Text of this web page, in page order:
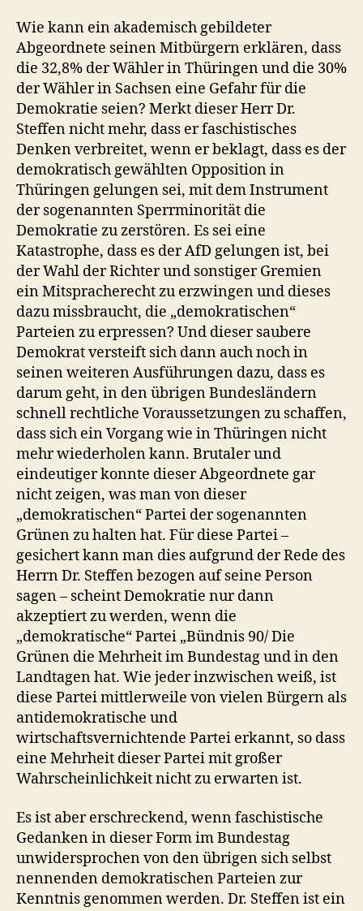
Wie kann ein akademisch gebildeter
Abgeordnete seinen Mitbürgern erklären, dass
die 32,8% der Wähler in Thüringen und die 30%
der Wähler in Sachsen eine Gefahr für die
Demokratie seien? Merkt dieser Herr Dr.
Steffen nicht mehr, dass er faschistisches
Denken verbreitet, wenn er beklagt, dass es der
demokratisch gewählten Opposition in
Thüringen gelungen sei, mit dem Instrument
der sogenannten Sperrminorität die
Demokratie zu zerstören. Es sei eine
Katastrophe, dass es der AfD gelungen ist, bei
der Wahl der Richter und sonstiger Gremien
ein Mitspracherecht zu erzwingen und dieses
dazu missbraucht, die „demokratischen“
Parteien zu erpressen? Und dieser saubere
Demokrat versteift sich dann auch noch in
seinen weiteren Ausführungen dazu, dass es
darum geht, in den übrigen Bundesländern
schnell rechtliche Voraussetzungen zu schaffen,
dass sich ein Vorgang wie in Thüringen nicht
mehr wiederholen kann. Brutaler und
eindeutiger konnte dieser Abgeordnete gar
nicht zeigen, was man von dieser
„demokratischen“ Partei der sogenannten
Grünen zu halten hat. Für diese Partei –
gesichert kann man dies aufgrund der Rede des
Herrn Dr. Steffen bezogen auf seine Person
sagen – scheint Demokratie nur dann
akzeptiert zu werden, wenn die
„demokratische“ Partei „Bündnis 90/ Die
Grünen die Mehrheit im Bundestag und in den
Landtagen hat. Wie jeder inzwischen weiß, ist
diese Partei mittlerweile von vielen Bürgern als
antidemokratische und
wirtschaftsvernichtende Partei erkannt, so dass
eine Mehrheit dieser Partei mit großer
Wahrscheinlichkeit nicht zu erwarten ist.
Es ist aber erschreckend, wenn faschistische
Gedanken in dieser Form im Bundestag
unwidersprochen von den übrigen sich selbst
nennenden demokratischen Parteien zur
Kenntnis genommen werden. Dr. Steffen ist ein